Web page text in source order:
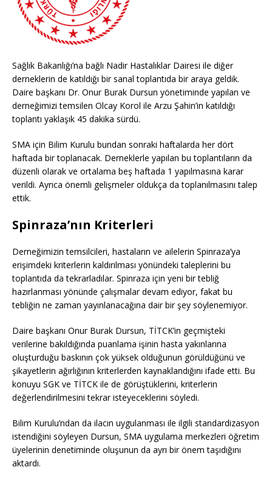
Sağlık Bakanlığı’na bağlı Nadir Hastalıklar Dairesi ile diğer
derneklerin de katıldığı bir sanal toplantıda bir araya geldik.
Daire başkanı Dr. Onur Burak Dursun yönetiminde yapılan ve
derneğimizi temsilen Olcay Korol ile Arzu Şahin’in katıldığı
toplantı yaklaşık 45 dakika sürdü.
SMA için Bilim Kurulu bundan sonraki haftalarda her dört
haftada bir toplanacak. Derneklerle yapılan bu toplantıların da
düzenli olarak ve ortalama beş haftada 1 yapılmasına karar
verildi. Ayrıca önemli gelişmeler oldukça da toplanılmasını talep
ettik.
Spinraza’nın Kriterleri
Derneğimizin temsilcileri, hastaların ve ailelerin Spinraza’ya
erişimdeki kriterlerin kaldırılması yönündeki taleplerini bu
toplantıda da tekrarladılar. Spinraza için yeni bir tebliğ
hazırlanması yönünde çalışmalar devam ediyor, fakat bu
tebliğin ne zaman yayınlanacağına dair bir şey söylenemiyor.
Daire başkanı Onur Burak Dursun, TİTCK’in geçmişteki
verilerine bakıldığında puanlama işinin hasta yakınlarına
oluşturduğu baskının çok yüksek olduğunun görüldüğünü ve
şikayetlerin ağırlığının kriterlerden kaynaklandığını ifade etti. Bu
konuyu SGK ve TİTCK ile de görüştüklerini, kriterlerin
değerlendirilmesini tekrar isteyeceklerini söyledi.
Bilim Kurulu’ndan da ilacın uygulanması ile ilgili standardizasyon
istendiğini söyleyen Dursun, SMA uygulama merkezleri öğretim
üyelerinin denetiminde oluşunun da ayrı bir önem taşıdığını
aktardı.